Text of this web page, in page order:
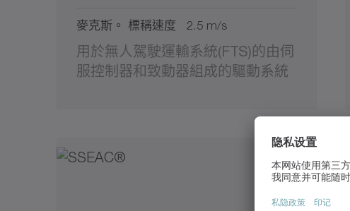
麥克斯。 標稱速度 2.5 m/s
用於無人駕駛運輸系統(FTS)的由伺
服控制器和致動器組成的驅動系統